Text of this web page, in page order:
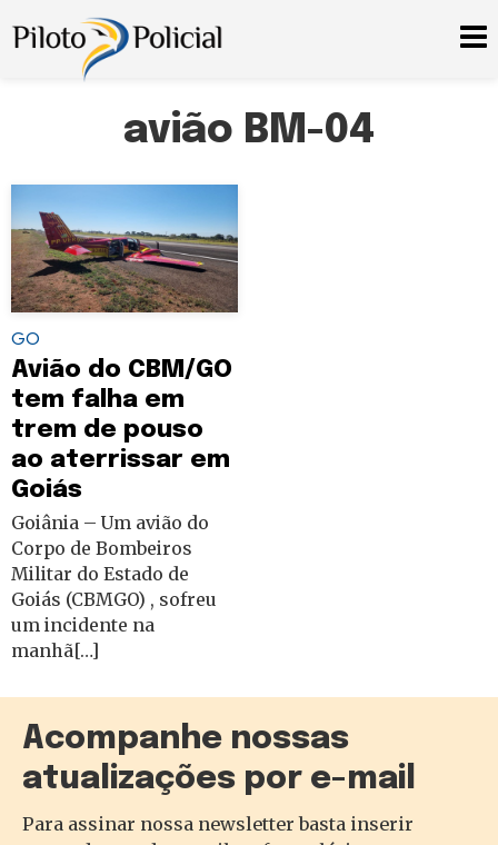
avião BM-04
GO
Avião do CBM/GO
tem falha em
trem de pouso
ao aterrissar em
Goiás
Goiânia – Um avião do
Corpo de Bombeiros
Militar do Estado de
Goiás (CBMGO) , sofreu
um incidente na
manhã[…]
Acompanhe nossas
atualizações por e-mail
Para assinar nossa newsletter basta inserir